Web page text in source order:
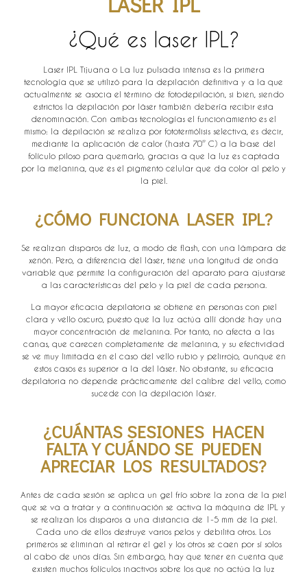
¿Qué es laser IPL?
Laser IPL Tijuana o La luz pulsada intensa es la primera
tecnología que se utilizó para la depilación definitiva y a la que
actualmente se asocia el término de fotodepilación, si bien, siendo
estrictos la depilación por láser también debería recibir esta
denominación. Con ambas tecnologías el funcionamiento es el
mismo: la depilación se realiza por fototermólisis selectiva, es decir,
mediante la aplicación de calor (hasta 70º C) a la base del
folículo piloso para quemarlo, gracias a que la luz es captada
por la melanina, que es el pigmento celular que da color al pelo y
la piel.
¿CÓMO FUNCIONA LASER IPL?
Se realizan disparos de luz, a modo de flash, con una lámpara de
xenón. Pero, a diferencia del láser, tiene una longitud de onda
variable que permite la configuración del aparato para ajustarse
a las características del pelo y la piel de cada persona.
La mayor eficacia depilatoria se obtiene en personas con piel
clara y vello oscuro, puesto que la luz actúa allí donde hay una
mayor concentración de melanina. Por tanto, no afecta a las
canas, que carecen completamente de melanina, y su efectividad
se ve muy limitada en el caso del vello rubio y pelirrojo, aunque en
estos casos es superior a la del láser. No obstante, su eficacia
depilatoria no depende prácticamente del calibre del vello, como
sucede con la depilación láser.
¿CUÁNTAS SESIONES HACEN
FALTA Y CUÁNDO SE PUEDEN
APRECIAR LOS RESULTADOS?
Antes de cada sesión se aplica un gel frío sobre la zona de la piel
que se va a tratar y a continuación se activa la máquina de IPL y
se realizan los disparos a una distancia de 1-5 mm de la piel.
Cada uno de ellos destruye varios pelos y debilita otros. Los
primeros se eliminan al retirar el gel y los otros se caen por sí solos
al cabo de unos días. Sin embargo, hay que tener en cuenta que
existen muchos folículos inactivos sobre los que no actúa la luz